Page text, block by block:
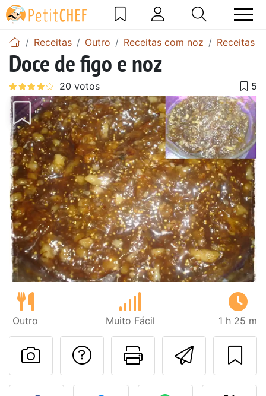
Receitas Outro Receitas com noz Receitas
Doce de figo e noz
Outro Muito Fácil 1 h 25 m
Imprima
Falar com o autor
Fez esta receita?